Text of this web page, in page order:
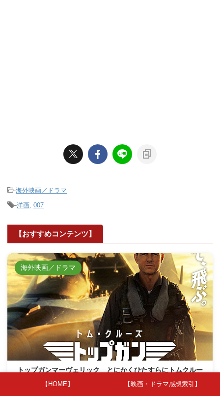
-海外映画／ドラマ
-洋画, 007
【おすすめコンテンツ】
海外映画／ドラマ
トップガンマーヴェリック とにかくひたすらにトムクルー
ズがかっこいい映画。
【HOME】 【映画・ドラマ感想索引】